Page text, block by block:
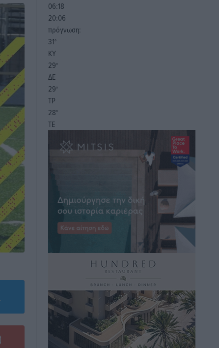
06:18
20:06
πρόγνωση:
31°
ΚΥ
29°
ΔΕ
29°
ΤΡ
28°
ΤΕ